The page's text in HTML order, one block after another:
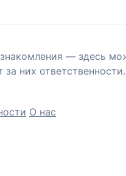
— здесь
них ответственности.
О нас